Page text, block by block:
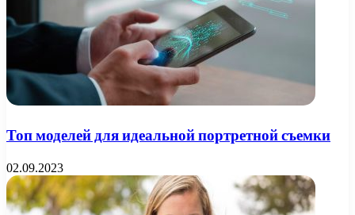
Топ моделей для идеальной портретной съемки
02.09.2023